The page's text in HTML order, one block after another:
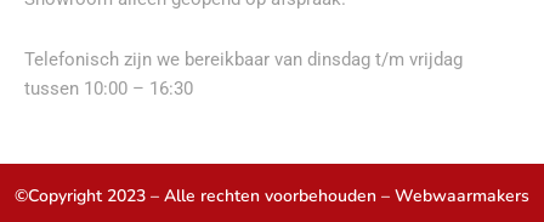
Telefonisch zijn we bereikbaar van dinsdag t/m vrijdag
tussen 10:00 – 16:30
©Copyright 2023 – Alle rechten voorbehouden – Webwaarmakers